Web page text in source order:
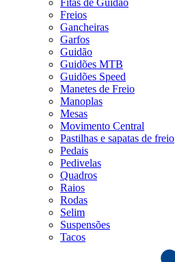
Fitas de Guidão
Freios
Gancheiras
Garfos
Guidão
Guidões MTB
Guidões Speed
Manetes de Freio
Manoplas
Mesas
Movimento Central
Pastilhas e sapatas de freio
Pedais
Pedivelas
Quadros
Raios
Rodas
Selim
Suspensões
Tacos